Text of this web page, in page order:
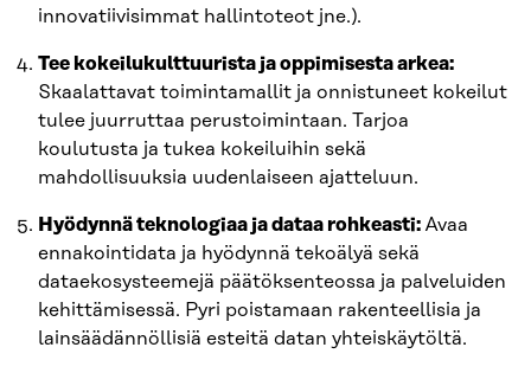
innovatiivisimmat hallintoteot jne.).
Tee kokeilukulttuurista ja oppimisesta arkea:
Skaalattavat toimintamallit ja onnistuneet kokeilut
tulee juurruttaa perustoimintaan. Tarjoa
koulutusta ja tukea kokeiluihin sekä
mahdollisuuksia uudenlaiseen ajatteluun.
Hyödynnä teknologiaa ja dataa rohkeasti: Avaa
ennakointidata ja hyödynnä tekoälyä sekä
dataekosysteemejä päätöksenteossa ja palveluiden
kehittämisessä. Pyri poistamaan rakenteellisia ja
lainsäädännöllisiä esteitä datan yhteiskäytöltä.